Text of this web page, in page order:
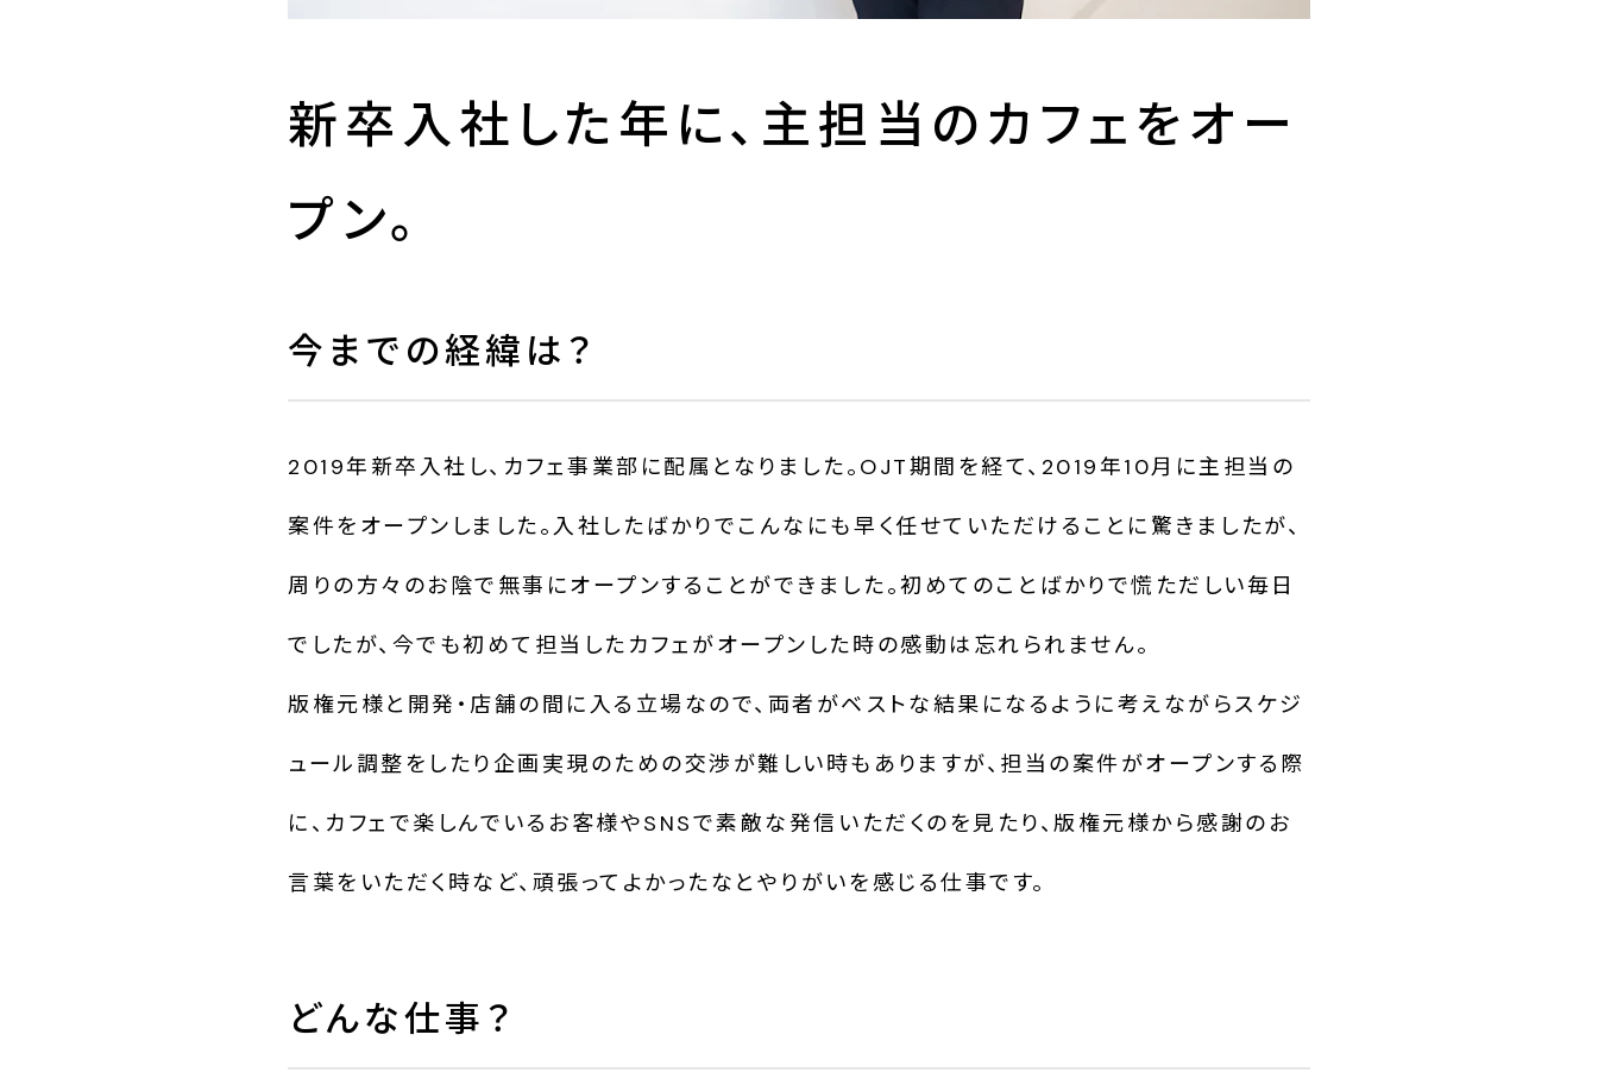
新卒入社した年に、主担当のカフェをオー
プン。
今までの経緯は？
2019年新卒入社し、カフェ事業部に配属となりました。OJT期間を経て、2019年10月に主担当の
案件をオープンしました。入社したばかりでこんなにも早く任せていただけることに驚きましたが、
周りの方々のお陰で無事にオープンすることができました。初めてのことばかりで慌ただしい毎日
でしたが、今でも初めて担当したカフェがオープンした時の感動は忘れられません。
版権元様と開発・店舗の間に入る立場なので、両者がベストな結果になるように考えながらスケジ
ュール調整をしたり企画実現のための交渉が難しい時もありますが、担当の案件がオープンする際
に、カフェで楽しんでいるお客様やSNSで素敵な発信いただくのを見たり、版権元様から感謝のお
言葉をいただく時など、頑張ってよかったなとやりがいを感じる仕事です。
どんな仕事？